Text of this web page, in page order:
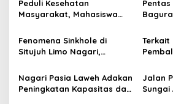
s
i
p
o
s
Peduli Kesehatan
Masyarakat, Mahasiswa
Adakan Medical Check Up
di Suayan
Pentas
Nagari
Fenomena Sinkhole di
Situjuh Limo Nagari,
Lapangan
Terkait
Terlibat?
Nagari Pasia Laweh Adakan
Peningkatan Kapasitas dan
Jalan